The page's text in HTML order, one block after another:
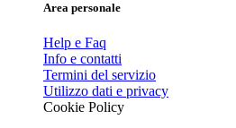
Area personale
Help e Faq
Info e contatti
Termini del servizio
Utilizzo dati e privacy
Cookie Policy